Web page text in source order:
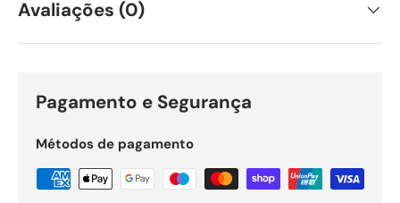
Avaliações (0)
Pagamento e Segurança
Métodos de pagamento